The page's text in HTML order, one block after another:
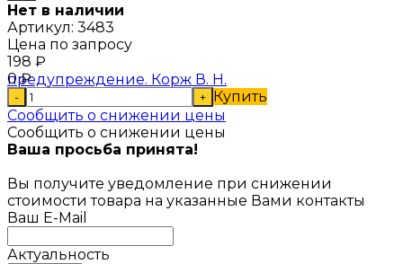
Нет в наличии
Артикул: 3483
Цена по запросу
198 ₽
0₽
- + Купить
Сообщить о снижении цены
Сообщить о снижении цены
Ваша просьба принята!
Вы получите уведомление при снижении
стоимости товара на указанные Вами контакты
Ваш E-Mail
Актуальность